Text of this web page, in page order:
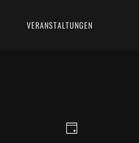
VERANSTALTUNGEN
Tag